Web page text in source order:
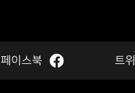
페이스북 트